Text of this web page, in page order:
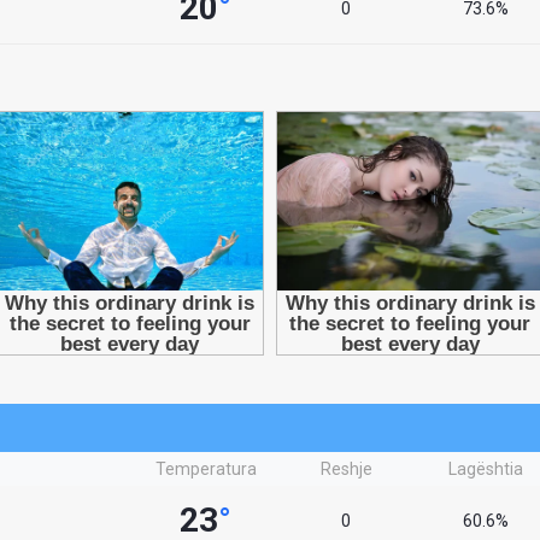
0 73.6%
Temperatura Reshje Lagështia
23° 0 60.6%